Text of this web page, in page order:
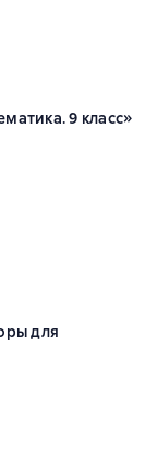
9 класс»
1 оценок
для
основе 0 оценок